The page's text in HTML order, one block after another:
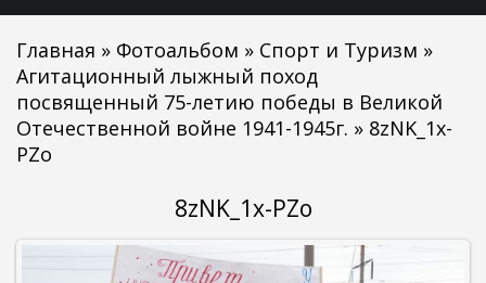
Главная » Фотоальбом » Спорт и Туризм »
Агитационный лыжный поход
посвященный 75-летию победы в Великой
Отечественной войне 1941-1945г. » 8zNK_1x-
PZo
8zNK_1x-PZo